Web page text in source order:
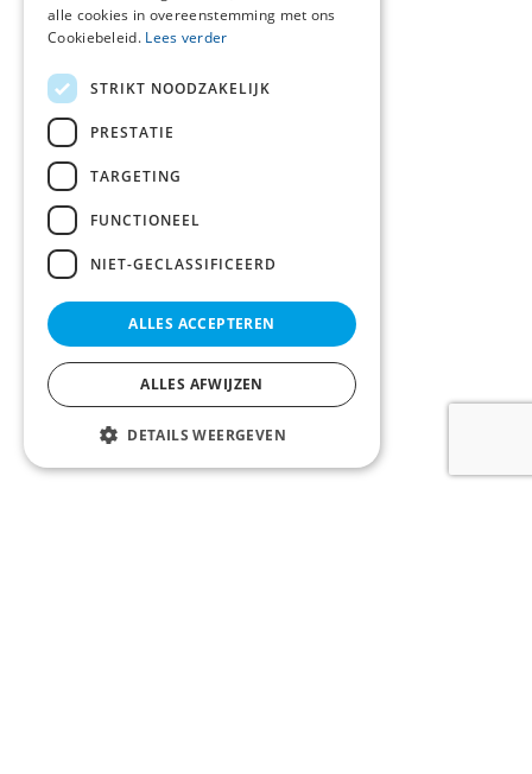
alle cookies in overeenstemming met ons
Cookiebeleid. Lees verder
STRIKT NOODZAKELIJK
PRESTATIE
TARGETING
FUNCTIONEEL
NIET-GECLASSIFICEERD
ALLES ACCEPTEREN
ALLES AFWIJZEN
DETAILS WEERGEVEN